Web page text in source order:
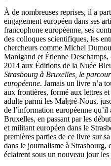
À de nombreuses reprises, il a
engagement européen dans ses
francophone européenne, ses
des colloques scientifiques, les
chercheurs comme Michel
Manigand et Étienne
2014 aux Éditions de la Nuée
Strasbourg à Bruxelles, le
européenne. Jamais un livre n’a
aux frontières, formé aux lettres
adulte parmi les Malgré-Nous,
de l’information européenne
Bruxelles, en passant par les
et militant européen dans le
premières parties de ce livre sur
dans le journalisme à Strasbourg,
éclairent sous un nouveau jour les